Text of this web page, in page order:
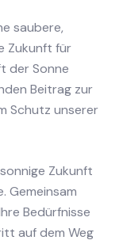
saubere,
Zukunft für
der Sonne
Beitrag zur
Schutz unserer
Zukunft
Gemeinsam
Bedürfnisse
auf dem Weg